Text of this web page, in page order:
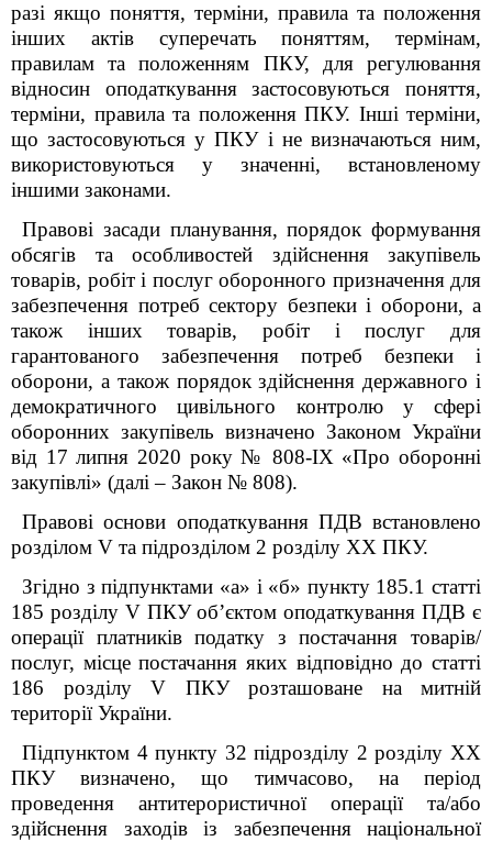
разі якщо поняття, терміни, правила та положення
інших актів суперечать поняттям, термінам,
правилам та положенням ПКУ, для регулювання
відносин оподаткування застосовуються поняття,
терміни, правила та положення ПКУ. Інші терміни,
що застосовуються у ПКУ і не визначаються ним,
використовуються у значенні, встановленому
іншими законами.
Правові засади планування, порядок формування
обсягів та особливостей здійснення закупівель
товарів, робіт і послуг оборонного призначення для
забезпечення потреб сектору безпеки і оборони, а
також інших товарів, робіт і послуг для
гарантованого забезпечення потреб безпеки і
оборони, а також порядок здійснення державного і
демократичного цивільного контролю у сфері
оборонних закупівель визначено Законом України
від 17 липня 2020 року № 808-IX «Про оборонні
закупівлі» (далі – Закон № 808).
Правові основи оподаткування ПДВ встановлено
розділом V та підрозділом 2 розділу XX ПКУ.
Згідно з підпунктами «а» і «б» пункту 185.1 статті
185 розділу V ПКУ об’єктом оподаткування ПДВ є
операції платників податку з постачання товарів/
послуг, місце постачання яких відповідно до статті
186 розділу V ПКУ розташоване на митній
території України.
Підпунктом 4 пункту 32 підрозділу 2 розділу XX
ПКУ визначено, що тимчасово, на період
проведення антитерористичної операції та/або
здійснення заходів із забезпечення національної